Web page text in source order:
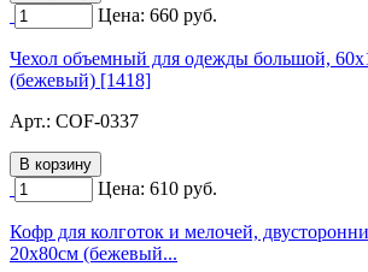
Цена: 660 руб.
Чехол объемный для одежды большой,
(бежевый) [1418]
Арт.: COF-0337
Цена: 610 руб.
Кофр для колготок и мелочей,
20х80см (бежевый...